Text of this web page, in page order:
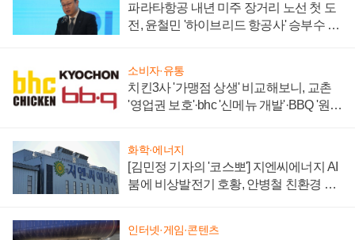
파라타항공 내년 미주 장거리 노선 첫 도
전, 윤철민 '하이브리드 항공사' 승부수 통
소비자·유통
치킨3사 '가맹점 상생' 비교해보니, 교촌
'영업권 보호'·bhc '신메뉴 개발'·BBQ '원가
화학·에너지
[김민정 기자의 '코스뽀'] 지엔씨에너지 AI
붐에 비상발전기 호황, 안병철 친환경 에
인터넷·게임·콘텐츠